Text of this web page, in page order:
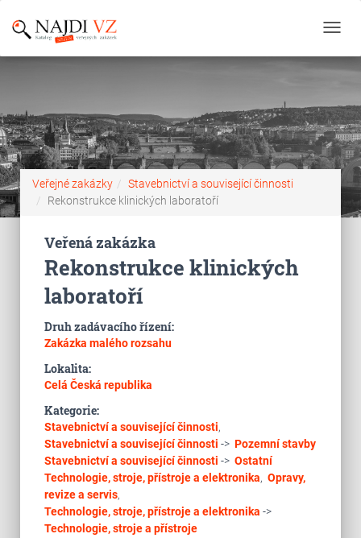
Veřejné zakázky
Stavebnictví a související činnosti
Rekonstrukce klinických laboratoří
Veřená zakázka
Rekonstrukce klinických
laboratoří
Druh zadávacího řízení:
Zakázka malého rozsahu
Lokalita:
Celá Česká republika
Kategorie:
Stavebnictví a související činnosti,
Stavebnictví a související činnosti -> Pozemní stavby
Stavebnictví a související činnosti -> Ostatní
Technologie, stroje, přístroje a elektronika, Opravy,
revize a servis,
Technologie, stroje, přístroje a elektronika ->
Technologie, stroje a přístroje